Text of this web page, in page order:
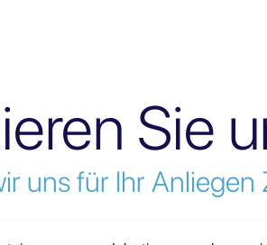
Sie
uns für Ihr Anliegen